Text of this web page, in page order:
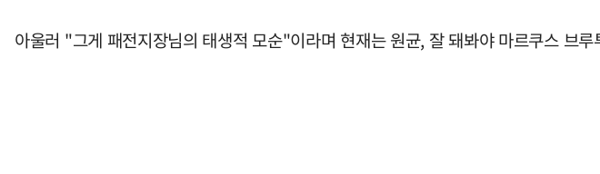
아울러 "그게 패전지장님의 태생적 모순"이라며 현재는 원균, 잘 돼봐야 마르쿠스 브